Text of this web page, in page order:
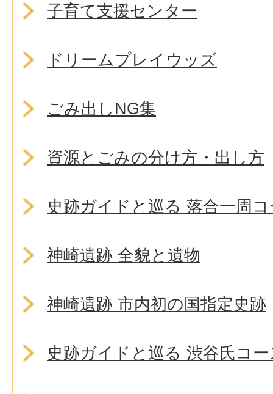
子育て支援センター
ドリームプレイウッズ
ごみ出しNG集
資源とごみの分け方・出し方
史跡ガイドと巡る 落合一周
神崎遺跡 全貌と遺物
神崎遺跡 市内初の国指定史跡
史跡ガイドと巡る 渋谷氏コ